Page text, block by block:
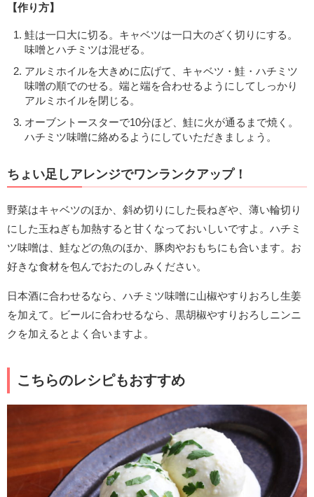
【作り方】
鮭は一口大に切る。キャベツは一口大のざく切りにする。
味噌とハチミツは混ぜる。
アルミホイルを大きめに広げて、キャベツ・鮭・ハチミツ
味噌の順でのせる。端と端を合わせるようにしてしっかり
アルミホイルを閉じる。
オーブントースターで10分ほど、鮭に火が通るまで焼く。
ハチミツ味噌に絡めるようにしていただきましょう。
ちょい足しアレンジでワンランクアップ！
野菜はキャベツのほか、斜め切りにした長ねぎや、薄い輪切り
にした玉ねぎも加熱すると甘くなっておいしいですよ。ハチミ
ツ味噌は、鮭などの魚のほか、豚肉やおもちにも合います。お
好きな食材を包んでおたのしみください。
日本酒に合わせるなら、ハチミツ味噌に山椒やすりおろし生姜
を加えて。ビールに合わせるなら、黒胡椒やすりおろしニンニ
クを加えるとよく合いますよ。
こちらのレシピもおすすめ